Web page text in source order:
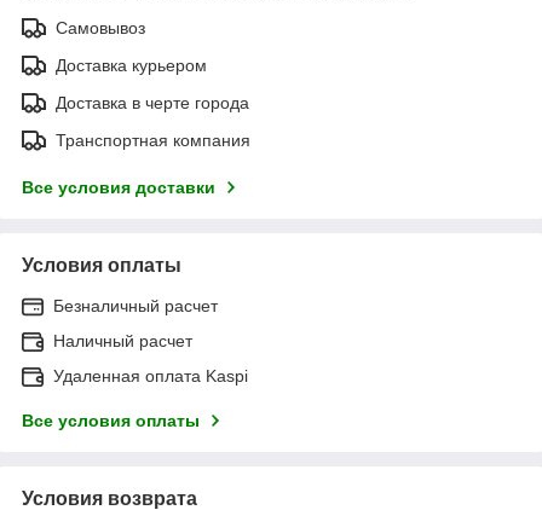
Самовывоз
Доставка курьером
Доставка в черте города
Транспортная компания
Все условия доставки
Условия оплаты
Безналичный расчет
Наличный расчет
Удаленная оплата Kaspi
Все условия оплаты
Условия возврата